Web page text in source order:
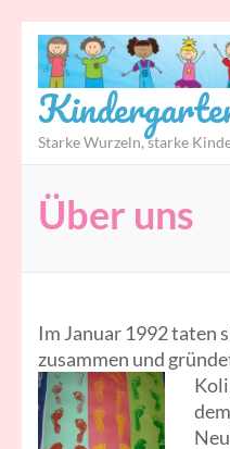
Zum
Inhalt
springen
(Eingabetaste
drücken)
Starke Wurzeln, starke
Über uns
Im Januar 1992 taten
zusammen und